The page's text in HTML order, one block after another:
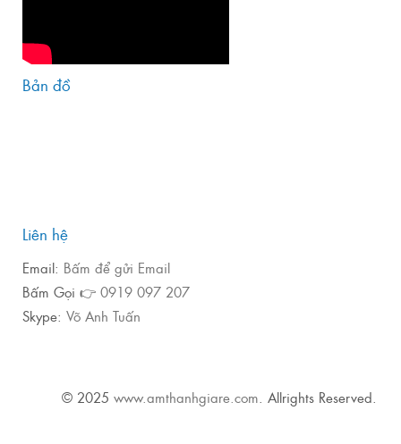
Bản đồ
Liên hệ
Email: Bấm để gửi Email
Bấm Gọi 👉 0919 097 207
Skype: Võ Anh Tuấn
© 2025 www.amthanhgiare.com. Allrights Reserved.